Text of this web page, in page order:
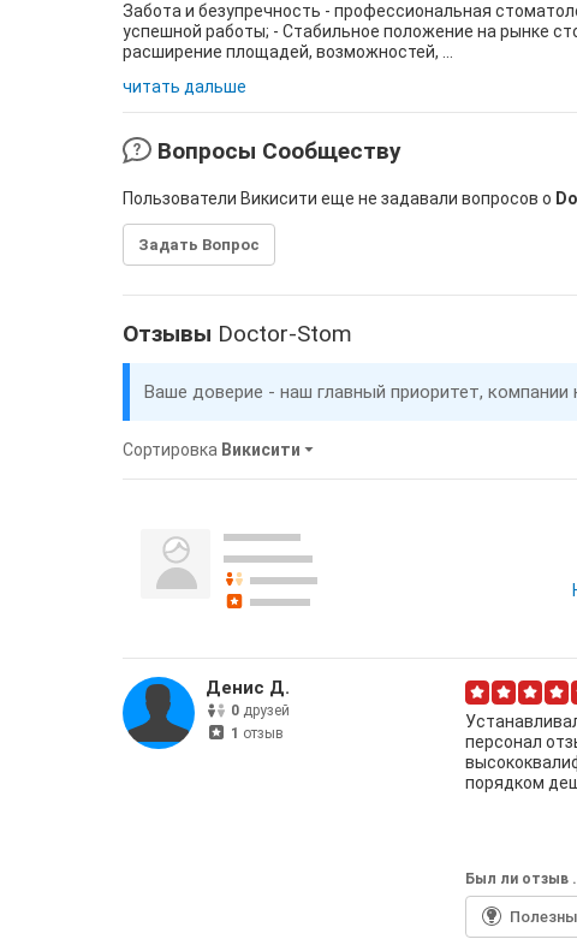
Забота и безупречность - профессиональная
успешной работы; - Стабильное положение на рынке
расширение площадей, возможностей, ...
читать дальше
Вопросы Сообществу
Пользователи Викисити еще не задавали вопросов о
Задать Вопрос
Отзывы Doctor-Stom
Ваше доверие - наш главный приоритет,
Сортировка Викисити
Денис Д.
0 друзей
1 отзыв
персонал
порядком
Был ли отзыв